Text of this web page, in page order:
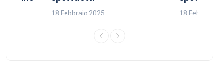
18 Febbraio 2025 18 Febbraio